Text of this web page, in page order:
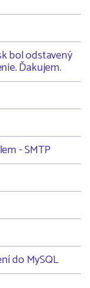
bol odstavený
Ďakujem.
- SMTP
do MySQL